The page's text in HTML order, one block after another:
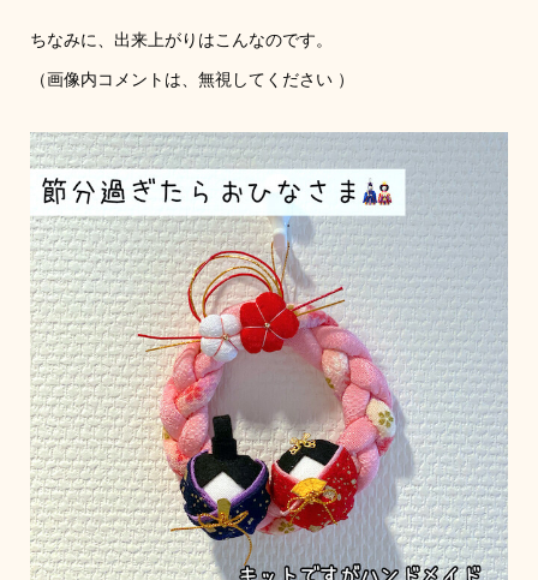
ちなみに、出来上がりはこんなのです。
（画像内コメントは、無視してください ）